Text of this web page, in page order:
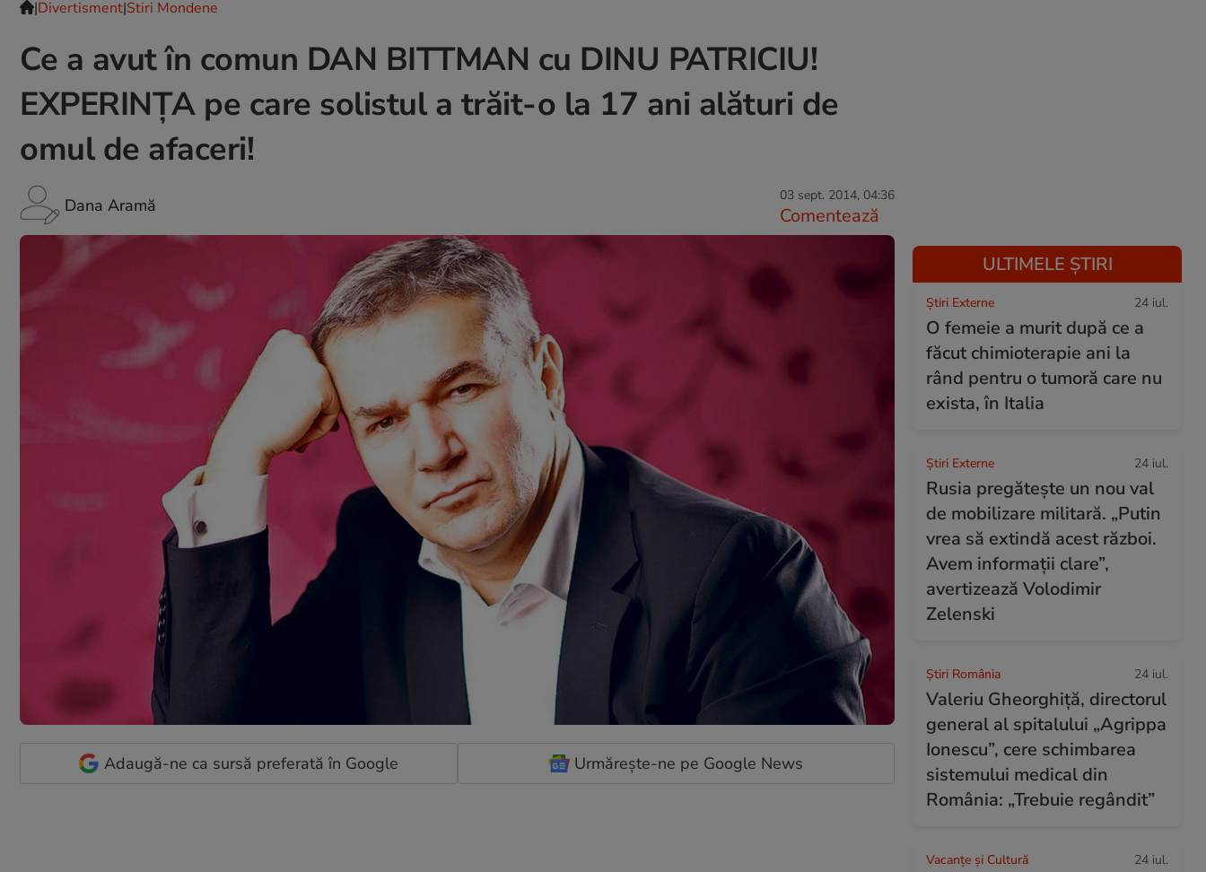
|Divertisment|Stiri Mondene
Ce a avut în comun DAN BITTMAN cu DINU PATRICIU!
EXPERINŢA pe care solistul a trăit-o la 17 ani alături de
omul de afaceri!
Dana Aramă 03 sept. 2014, 04:36
Comentează
Adaugă-ne ca sursă preferată în Google Urmărește-ne pe Google News
ULTIMELE ȘTIRI
Știri Externe 24 iul.
O femeie a murit după ce a
făcut chimioterapie ani la
rând pentru o tumoră care nu
exista, în Italia
Știri Externe 24 iul.
Rusia pregătește un nou val
de mobilizare militară. „Putin
vrea să extindă acest război.
Avem informații clare”,
avertizează Volodimir
Zelenski
Știri România 24 iul.
Valeriu Gheorghiță, directorul
general al spitalului „Agrippa
Ionescu”, cere schimbarea
sistemului medical din
România: „Trebuie regândit”
Vacanțe și Cultură 24 iul.